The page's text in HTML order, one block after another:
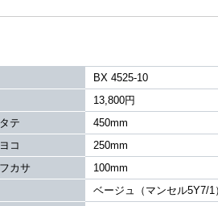
BX 4525-10
13,800円
タテ
450mm
ヨコ
250mm
フカサ
100mm
ベージュ（マンセル5Y7/1